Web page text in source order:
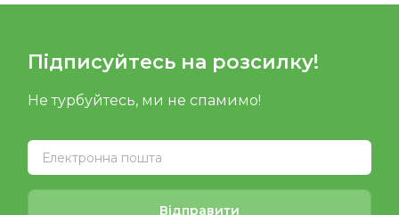
Підписуйтесь на розсилку!
Не турбуйтесь, ми не спамимо!
Відправити